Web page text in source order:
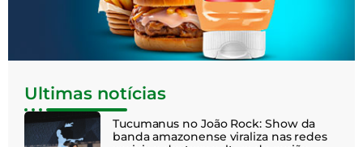
Ultimas notícias
Tucumanus no João Rock: Show da
banda amazonense viraliza nas redes